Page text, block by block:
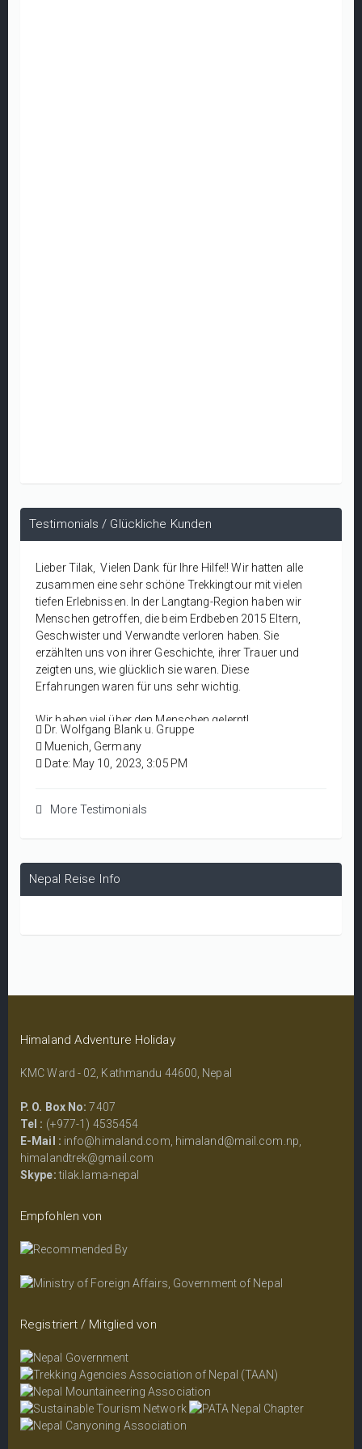
Testimonials / Glückliche Kunden
Lieber Tilak, Vielen Dank für Ihre Hilfe!! Wir hatten alle
zusammen eine sehr schöne Trekkingtour mit vielen
tiefen Erlebnissen. In der Langtang-Region haben wir
Menschen getroffen, die beim Erdbeben 2015 Eltern,
Geschwister und Verwandte verloren haben. Sie
erzählten uns von ihrer Geschichte, ihrer Trauer und
zeigten uns, wie glücklich sie waren. Diese
Erfahrungen waren für uns sehr wichtig.
Wir haben viel über den Menschen gelernt!
Und wir lieben Ihr Land mit all dieser tollen Natur und
den netten Menschen!
Nochmals vielen Dank!
München, Deutschland
Dr. Wolfgang Blank u. Gruppe
Muenich, Germany
Date: May 10, 2023, 3:05 PM
More Testimonials
Nepal Reise Info
Himaland Adventure Holiday
KMC Ward - 02, Kathmandu 44600, Nepal
P. O. Box No: 7407
Tel : (+977-1) 4535454
E-Mail : info@himaland.com himaland@mail.com.np
himalandtrek@gmail.com
Skype:tilak.lama-nepal
Empfohlen von
Registriert / Mitglied von